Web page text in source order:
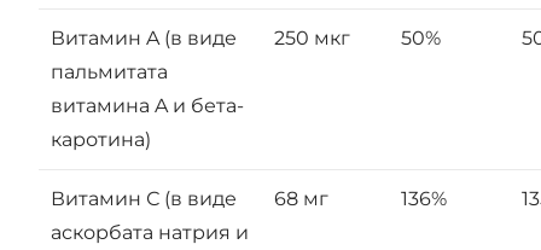
Витамин A (в виде
пальмитата
витамина A и бета-
каротина)
250 мкг 50%
Витамин С (в виде
аскорбата натрия и
68 мг 136%